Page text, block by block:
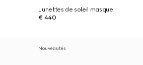
Lunettes de soleil masque
€ 440
Nouveautés